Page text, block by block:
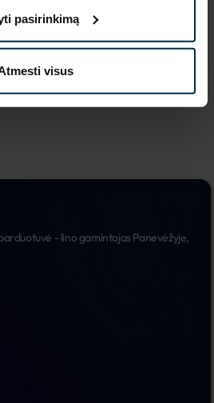
pasirinkimą
visus
- lino gamintojas Panevėžyje,